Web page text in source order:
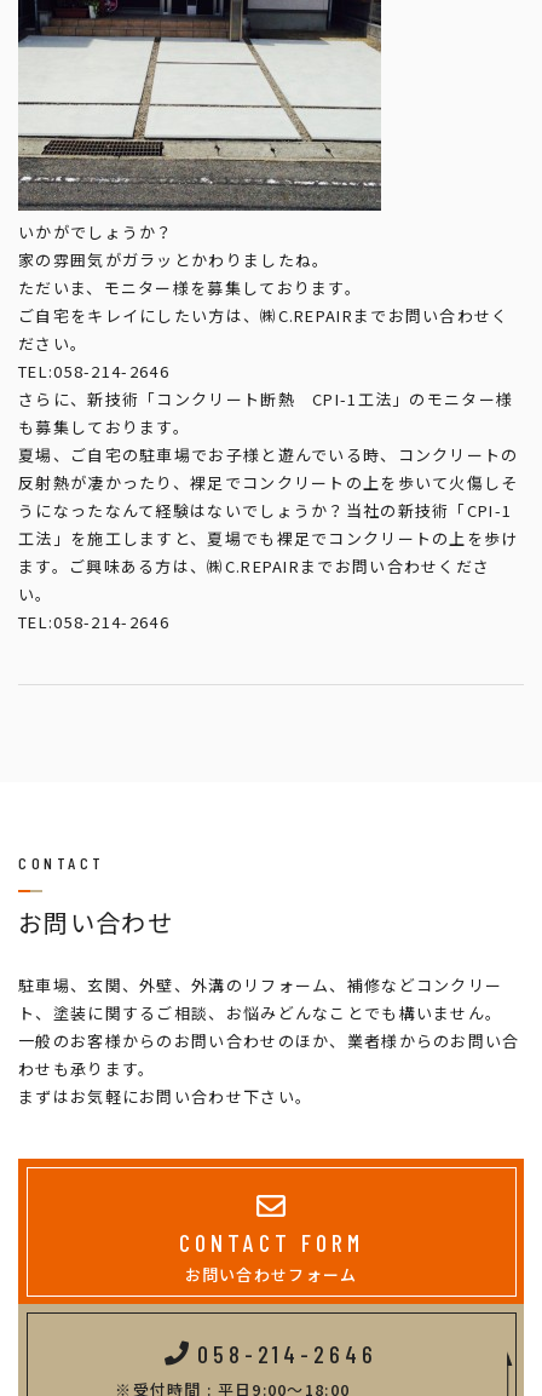
いかがでしょうか？
家の雰囲気がガラッとかわりましたね。
ただいま、モニター様を募集しております。
ご自宅をキレイにしたい方は、㈱C.REPAIRまでお問い合わせく
ださい。
TEL:058-214-2646
さらに、新技術「コンクリート断熱 CPI-1工法」のモニター様
も募集しております。
夏場、ご自宅の駐車場でお子様と遊んでいる時、コンクリートの
反射熱が凄かったり、裸足でコンクリートの上を歩いて火傷しそ
うになったなんて経験はないでしょうか？当社の新技術「CPI-1
工法」を施工しますと、夏場でも裸足でコンクリートの上を歩け
ます。ご興味ある方は、㈱C.REPAIRまでお問い合わせくださ
い。
TEL:058-214-2646
CONTACT
お問い合わせ
駐車場、玄関、外壁、外溝のリフォーム、補修などコンクリー
ト、塗装に関するご相談、お悩みどんなことでも構いません。
一般のお客様からのお問い合わせのほか、業者様からのお問い合
わせも承ります。
まずはお気軽にお問い合わせ下さい。
CONTACT FORM
お問い合わせフォーム
058-214-2646
受付時間 : 平日9:00～18:00